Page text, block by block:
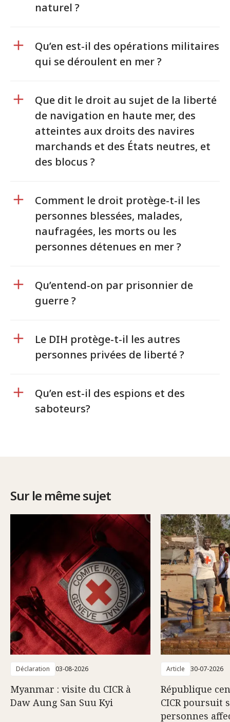
naturel ?
Qu’en est-il des opérations militaires
qui se déroulent en mer ?
Que dit le droit au sujet de la liberté
de navigation en haute mer, des
atteintes aux droits des navires
marchands et des États neutres, et
des blocus ?
Comment le droit protège-t-il les
personnes blessées, malades,
naufragées, les morts ou les
personnes détenues en mer ?
Qu’entend-on par prisonnier de
guerre ?
Le DIH protège-t-il les autres
personnes privées de liberté ?
Qu’en est-il des espions et des
saboteurs?
Sur le même sujet
Déclaration 03-08-2026
Myanmar : visite du CICR à
Daw Aung San Suu Kyi
Article 30-07-2026
République
CICR poursuit
personnes